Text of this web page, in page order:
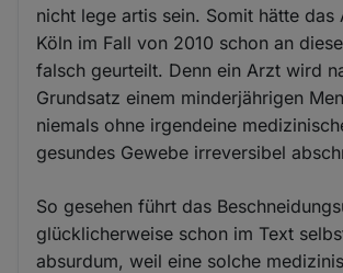
nicht lege artis sein. Somit hätte das
Köln im Fall von 2010 schon an
falsch geurteilt. Denn ein Arzt wird
Grundsatz einem minderjährigen
niemals ohne irgendeine
gesundes Gewebe irreversibel
So gesehen führt das
glücklicherweise schon im Text
absurdum, weil eine solche